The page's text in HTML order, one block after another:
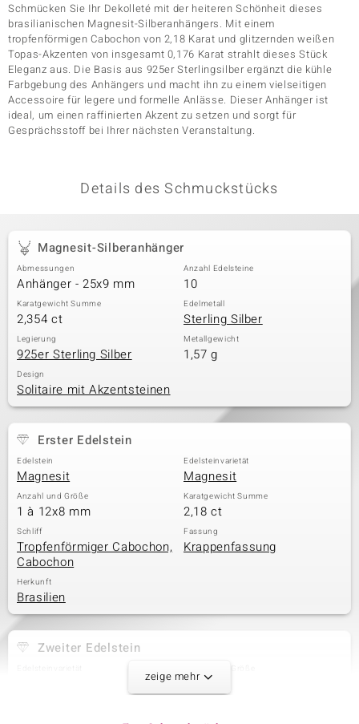
Classics
Schmücken Sie Ihr Dekolleté mit der heiteren Schönheit dieses
brasilianischen Magnesit-Silberanhängers. Mit einem
tropfenförmigen Cabochon von 2,18 Karat und glitzernden weißen
Topas-Akzenten von insgesamt 0,176 Karat strahlt dieses Stück
Eleganz aus. Die Basis aus 925er Sterlingsilber ergänzt die kühle
Farbgebung des Anhängers und macht ihn zu einem vielseitigen
Accessoire für legere und formelle Anlässe. Dieser Anhänger ist
ideal, um einen raffinierten Akzent zu setzen und sorgt für
Gesprächsstoff bei Ihrer nächsten Veranstaltung.
Details des Schmuckstücks
Magnesit-Silberanhänger
Abmessungen
Anhänger - 25x9 mm
Anzahl Edelsteine
10
Karatgewicht Summe
2,354 ct
Edelmetall
Sterling Silber
Legierung
925er Sterling Silber
Metallgewicht
1,57 g
Design
Solitaire mit Akzentsteinen
Erster Edelstein
Edelstein
Magnesit
Edelsteinvarietät
Magnesit
Anzahl und Größe
1 à 12x8 mm
Karatgewicht Summe
2,18 ct
Schliff
Tropfenförmiger Cabochon,
Cabochon
Fassung
Krappenfassung
Herkunft
Brasilien
Zweiter Edelstein
1 à 2 mm
Runder Brillantschliff
zeige mehr